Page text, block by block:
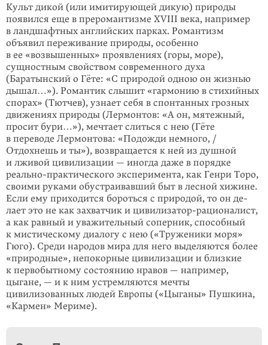
Культ дикой (или имитирующей дикую) природы
появился еще в прероман­тизме XVIII века, например
в ландшафтных английских парках. Романтизм
объявил переживание природы, особенно
в ее «возвышенных» проявлениях (горы, море),
сущностным свойством современного духа
(Баратынский о Гёте: «С природой одною он жизнью
дышал…»). Романтик слышит «гармонию в стихийных
спорах» (Тютчев), узнает себя в спонтанных грозных
движениях природы (Лермонтов: «А он, мятежный,
просит бури…»), мечтает слиться с нею (Гёте
в переводе Лермонтова: «Подожди немного, /
Отдохнешь и ты»), воз­враща­ется к ней из душной
и лживой цивилизации — иногда даже в порядке
реаль­но-практического эксперимента, как Генри Торо,
своими руками обустра­ивав­ший быт в лесной хижине.
Если ему приходится бороться с при­ро­дой, то он де­
лает это не как захватчик и цивилизатор-рационалист,
а как равный и уважи­тельный соперник, способный
к мистическому диалогу с нею («Труженики моря»
Гюго). Среди народов мира для него выделяются более
«природные», непокорные цивилизации и близкие
к первобытному состоянию нравов — например,
цыгане, — и к ним устремляются мечты
цивилизованных людей Европы («Цыганы» Пушкина,
«Кармен» Мериме).